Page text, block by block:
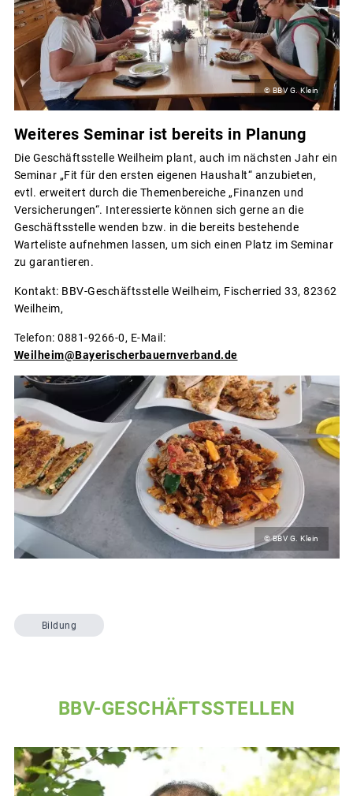
© BBV G. Klein
Weiteres Seminar ist bereits in Planung
Die Geschäftsstelle Weilheim plant, auch im nächsten Jahr ein
Seminar „Fit für den ersten eigenen Haushalt“ anzubieten,
evtl. erweitert durch die Themenbereiche „Finanzen und
Versicherungen“. Interessierte können sich gerne an die
Geschäftsstelle wenden bzw. in die bereits bestehende
Warteliste aufnehmen lassen, um sich einen Platz im Seminar
zu garantieren.
Kontakt: BBV-Geschäftsstelle Weilheim, Fischerried 33, 82362
Weilheim,
Telefon: 0881-9266-0, E-Mail:
Weilheim@Bayerischerbauernverband.de
© BBV G. Klein
Bildung
BBV-GESCHÄFTSSTELLEN